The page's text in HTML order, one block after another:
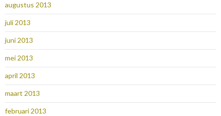
augustus 2013
juli 2013
juni 2013
mei 2013
april 2013
maart 2013
februari 2013